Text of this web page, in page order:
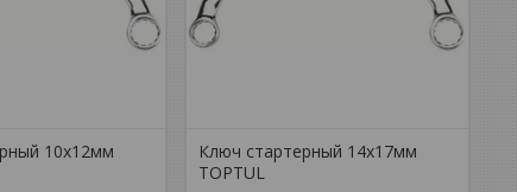
10х12мм
Ключ стартерный 14х17мм
TOPTUL